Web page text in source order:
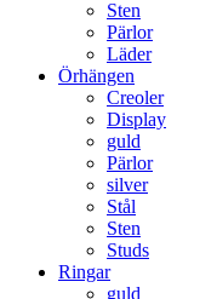
Sten
Pärlor
Läder
Örhängen
Creoler
Display
guld
Pärlor
silver
Stål
Sten
Studs
Ringar
guld